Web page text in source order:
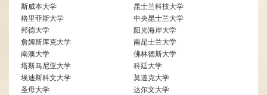
斯威本大学
昆士兰科技大学
格里菲斯大学
中央昆士兰大学
邦德大学
阳光海岸大学
詹姆斯库克大学
南昆士兰大学
南澳大学
佛林德斯大学
塔斯马尼亚大学
科廷大学
埃迪斯科文大学
莫道克大学
圣母大学
达尔文大学